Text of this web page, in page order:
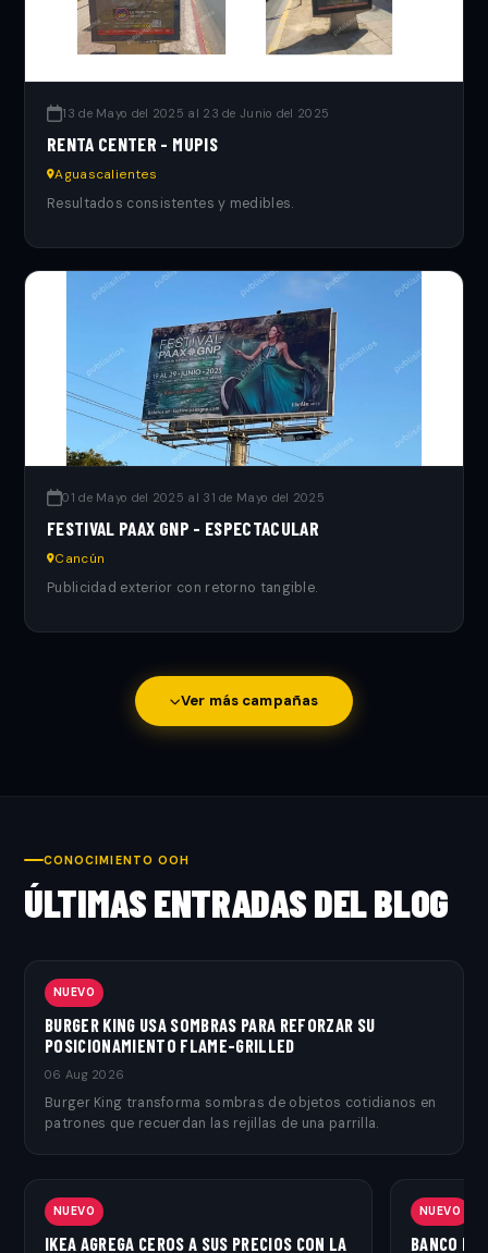
13 de Mayo del 2025 al 23 de Junio del 2025
RENTA CENTER - MUPIS
Aguascalientes
Resultados consistentes y medibles.
01 de Mayo del 2025 al 31 de Mayo del 2025
FESTIVAL PAAX GNP - ESPECTACULAR
Cancún
Publicidad exterior con retorno tangible.
Ver más campañas
CONOCIMIENTO OOH
ÚLTIMAS ENTRADAS DEL BLOG
NUEVO
BURGER KING USA SOMBRAS PARA REFORZAR SU
POSICIONAMIENTO FLAME-GRILLED
06 Aug 2026
Burger King transforma sombras de objetos cotidianos en
patrones que recuerdan las rejillas de una parrilla.
NUEVO
IKEA AGREGA CEROS A SUS PRECIOS CON LA
NUEVO
BANCO